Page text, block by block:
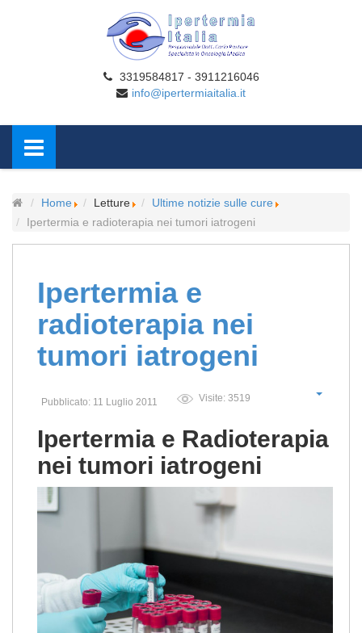
3319584817 - 3911216046
info@ipertermiaitalia.it
Home Letture
Ultime notizie sulle cure
Ipertermia e radioterapia nei tumori iatrogeni
Ipertermia e
radioterapia nei
tumori iatrogeni
Pubblicato: 11 Luglio 2011 Visite: 3519
Ipertermia e Radioterapia
nei tumori iatrogeni